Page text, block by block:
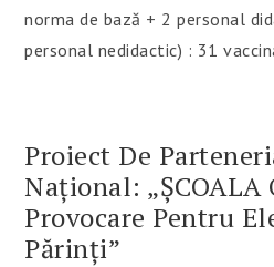
norma de bază + 2 personal
personal nedidactic) : 31
Proiect De
Național: „ȘCOALA
Provocare Pentru
Părinți”